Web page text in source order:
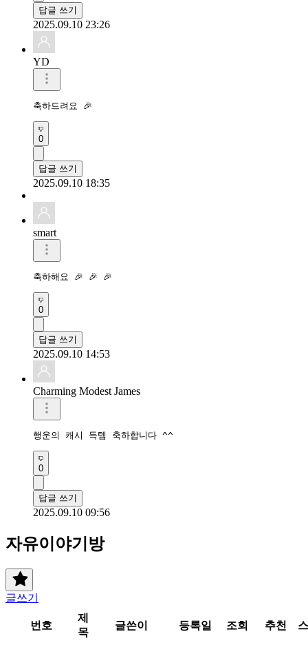
답글 쓰기
2025.09.10 23:26
YD
축하드려요 🎉
0
답글 쓰기
2025.09.10 18:35
smart
축하해요 🎉 🎉 🎉
0
답글 쓰기
2025.09.10 14:53
Charming Modest James
행운의 캐시 득템 축하합니다 ^^
0
답글 쓰기
2025.09.10 09:56
자유이야기방
글쓰기
번호
제
목
글쓴이 등록일 조회 추천